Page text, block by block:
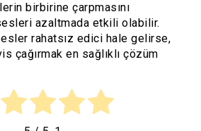
birbirine çarpmasını
azaltmada etkili olabilir.
rahatsız edici hale gelirse,
çağırmak en sağlıklı çözüm